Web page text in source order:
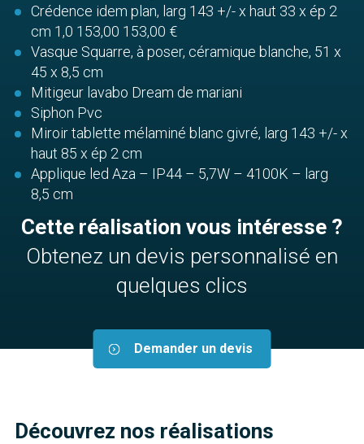
Crédence idem plan, larg 143 +/- x haut 33 x ép 2
cm 1,0 153,00 153,00 €
Vasque Squarre, à poser, céramique blanche, 51 x
45 x 8,5 cm
Mitigeur lavabo Dream de mariani
Siphon Pvc
Miroir tablette mélaminé blanc givré, larg 143 +/- x
haut 85 x ép 2 cm
Applique led Aza – IP44 – 5,7W – 4100K – larg
8,5 cm
Cette réalisation vous intéresse ?
Obtenez un devis personnalisé en
quelques clics
Demander un devis
Découvrez nos réalisations